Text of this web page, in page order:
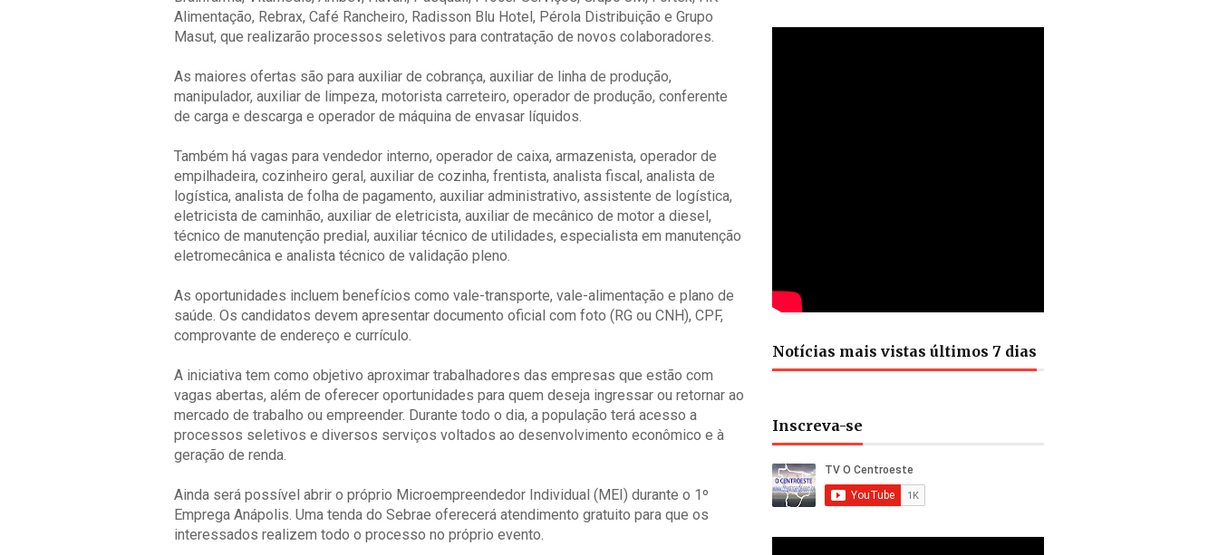
Alimentação, Rebrax, Café Rancheiro, Radisson Blu Hotel, Pérola Distribuição e Grupo
Masut, que realizarão processos seletivos para contratação de novos colaboradores.
As maiores ofertas são para auxiliar de cobrança, auxiliar de linha de produção,
manipulador, auxiliar de limpeza, motorista carreteiro, operador de produção, conferente
de carga e descarga e operador de máquina de envasar líquidos.
Também há vagas para vendedor interno, operador de caixa, armazenista, operador de
empilhadeira, cozinheiro geral, auxiliar de cozinha, frentista, analista fiscal, analista de
logística, analista de folha de pagamento, auxiliar administrativo, assistente de logística,
eletricista de caminhão, auxiliar de eletricista, auxiliar de mecânico de motor a diesel,
técnico de manutenção predial, auxiliar técnico de utilidades, especialista em manutenção
eletromecânica e analista técnico de validação pleno.
As oportunidades incluem benefícios como vale-transporte, vale-alimentação e plano de
saúde. Os candidatos devem apresentar documento oficial com foto (RG ou CNH), CPF,
comprovante de endereço e currículo.
A iniciativa tem como objetivo aproximar trabalhadores das empresas que estão com
vagas abertas, além de oferecer oportunidades para quem deseja ingressar ou retornar ao
mercado de trabalho ou empreender. Durante todo o dia, a população terá acesso a
processos seletivos e diversos serviços voltados ao desenvolvimento econômico e à
geração de renda.
Ainda será possível abrir o próprio Microempreendedor Individual (MEI) durante o 1º
Emprega Anápolis. Uma tenda do Sebrae oferecerá atendimento gratuito para que os
interessados realizem todo o processo no próprio evento.
Notícias mais vistas últimos 7 dias
Inscreva-se